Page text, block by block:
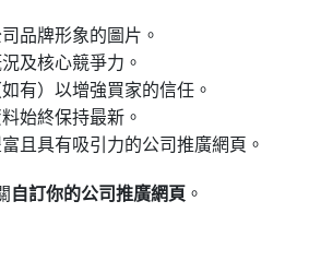
品牌形象的圖片。
及核心競爭力。
有）以增強買家的信任。
始終保持最新。
且具有吸引力的公司推廣網頁。
自訂你的公司推廣網頁 。